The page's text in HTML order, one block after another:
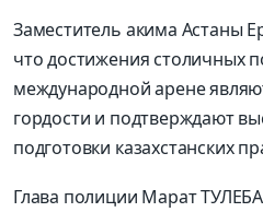
Заместитель акима Астаны
что достижения столичных
международной арене
гордости и подтверждают
подготовки казахстанских
Глава полиции Марат